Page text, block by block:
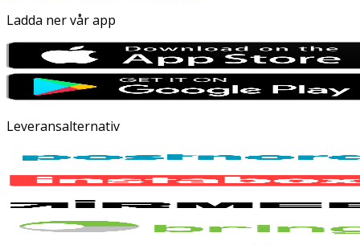
Ladda ner vår app
Leveransalternativ